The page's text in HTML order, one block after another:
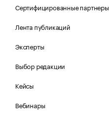
Сертифицированные партнеры
Лента публикаций
Эксперты
Выбор редакции
Кейсы
Вебинары